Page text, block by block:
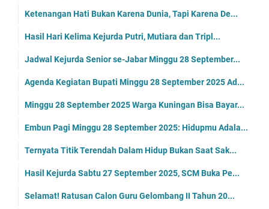
Ketenangan Hati Bukan Karena Dunia, Tapi Karena De...
Hasil Hari Kelima Kejurda Putri, Mutiara dan Tripl...
Jadwal Kejurda Senior se-Jabar Minggu 28 September...
Agenda Kegiatan Bupati Minggu 28 September 2025 Ad...
Minggu 28 September 2025 Warga Kuningan Bisa Bayar...
Embun Pagi Minggu 28 September 2025: Hidupmu Adala...
Ternyata Titik Terendah Dalam Hidup Bukan Saat Sak...
Hasil Kejurda Sabtu 27 September 2025, SCM Buka Pe...
Selamat! Ratusan Calon Guru Gelombang II Tahun 20...